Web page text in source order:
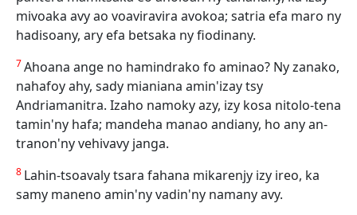
mivoaka avy ao voaviravira avokoa; satria efa maro ny
hadisoany, ary efa betsaka ny fiodinany.
7Ahoana ange no hamindrako fo aminao? Ny zanako,
nahafoy ahy, sady mianiana amin'izay tsy
Andriamanitra. Izaho namoky azy, izy kosa nitolo-tena
tamin'ny hafa; mandeha manao andiany, ho any an-
tranon'ny vehivavy janga.
8 Lahin-tsoavaly tsara fahana mikarenjy izy ireo, ka
samy maneno amin'ny vadin'ny namany avy.